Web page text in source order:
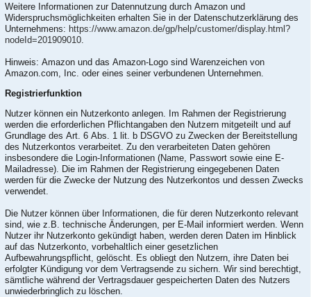
Weitere Informationen zur Datennutzung durch Amazon und
Widerspruchsmöglichkeiten erhalten Sie in der Datenschutzerklärung des
Unternehmens: https://www.amazon.de/gp/help/customer/display.html?
nodeId=201909010
Hinweis: Amazon und das Amazon-Logo sind Warenzeichen von
Amazon.com, Inc. oder eines seiner verbundenen Unternehmen.
Registrierfunktion
Nutzer können ein Nutzerkonto anlegen. Im Rahmen der Registrierung
werden die erforderlichen Pflichtangaben den Nutzern mitgeteilt und auf
Grundlage des Art. 6 Abs. 1 lit. b DSGVO zu Zwecken der Bereitstellung
des Nutzerkontos verarbeitet. Zu den verarbeiteten Daten gehören
insbesondere die Login-Informationen (Name, Passwort sowie eine E-
Mailadresse). Die im Rahmen der Registrierung eingegebenen Daten
werden für die Zwecke der Nutzung des Nutzerkontos und dessen Zwecks
verwendet.
Die Nutzer können über Informationen, die für deren Nutzerkonto relevant
sind, wie z.B. technische Änderungen, per E-Mail informiert werden. Wenn
Nutzer ihr Nutzerkonto gekündigt haben, werden deren Daten im Hinblick
auf das Nutzerkonto, vorbehaltlich einer gesetzlichen
Aufbewahrungspflicht, gelöscht. Es obliegt den Nutzern, ihre Daten bei
erfolgter Kündigung vor dem Vertragsende zu sichern. Wir sind berechtigt,
sämtliche während der Vertragsdauer gespeicherten Daten des Nutzers
unwiederbringlich zu löschen.